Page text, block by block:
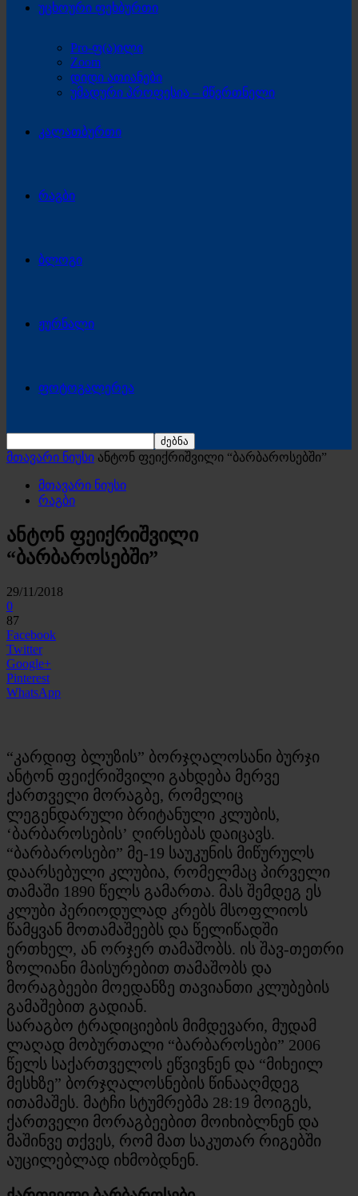
უცხოური ფეხბურთი
Pro-ფ(ა)ილი
Zoom
დიდი ათიანები
უმადური პროფესია – მწვრთნელი
კალათბურთი
რაგბი
ბლოგი
ჟურნალი
ფოტოგალერეა
მთავარი ნიუსი ანტონ ფეიქრიშვილი “ბარბაროსებში”
მთავარი ნიუსი
რაგბი
ანტონ ფეიქრიშვილი
“ბარბაროსებში”
29/11/2018
0
87
Facebook
Twitter
Google+
Pinterest
WhatsApp
“კარდიფ ბლუზის” ბორჯღალოსანი ბურჯი
ანტონ ფეიქრიშვილი გახდება მერვე
ქართველი მორაგბე, რომელიც
ლეგენდარული ბრიტანული კლუბის,
‘ბარბაროსების’ ღირსებას დაიცავს.
“ბარბაროსები” მე-19 საუკუნის მიწურულს
დაარსებული კლუბია, რომელმაც პირველი
თამაში 1890 წელს გამართა. მას შემდეგ ეს
კლუბი პერიოდულად კრებს მსოფლიოს
წამყვან მოთამაშეებს და წელიწადში
ერთხელ, ან ორჯერ თამაშობს. ის შავ-თეთრი
ზოლიანი მაისურებით თამაშობს და
მორაგბეები მოედანზე თავიანთი კლუბების
გამაშებით გადიან.
სარაგბო ტრადიციების მიმდევარი, მუდამ
ლაღად მობურთალი “ბარბაროსები” 2006
წელს საქართველოს ეწვივნენ და “მიხეილ
მესხზე” ბორჯღალოსნების წინააღმდეგ
ითამაშეს. მატჩი სტუმრებმა 28:19 მოიგეს,
ქართველი მორაგბეებით მოიხიბლნენ და
მაშინვე თქვეს, რომ მათ საკუთარ რიგებში
აუცილებლად იხმობდნენ.